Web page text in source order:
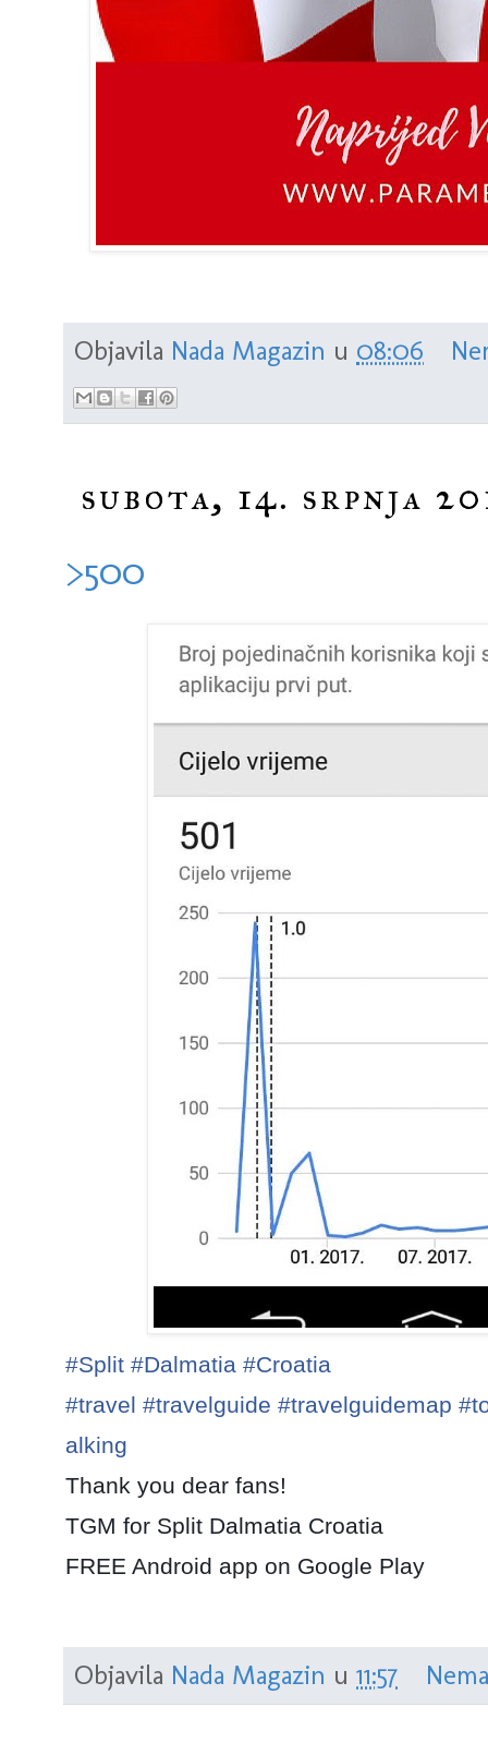
Objavila Nada Magazin u 08:06
subota, 14. srpnja
>500
#Split #Dalmatia #Croatia
#travel #travelguide #travelguidemap
alking
Thank you dear fans!
TGM for Split Dalmatia Croatia
FREE Android app on Google Play
Objavila Nada Magazin u 11:57